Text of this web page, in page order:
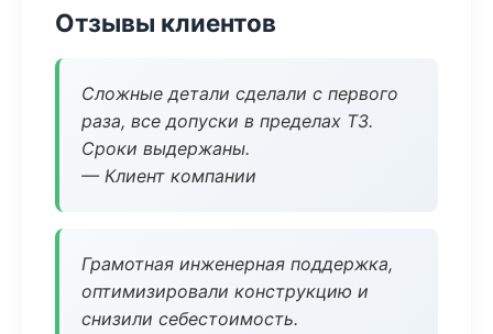
Отзывы клиентов
Сложные детали сделали с первого
раза, все допуски в пределах ТЗ.
Сроки выдержаны.
— Клиент компании
Грамотная инженерная поддержка,
оптимизировали конструкцию и
снизили себестоимость.